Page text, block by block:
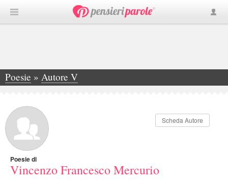
Poesie » Autore V
»Vincenzo Francesco Mercurio
Scheda Autore
Poesie di
Vincenzo Francesco Mercurio